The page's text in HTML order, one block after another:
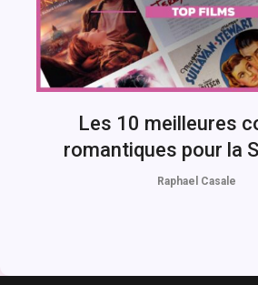
Les 10 meilleures
romantiques pour la
Raphael Casale